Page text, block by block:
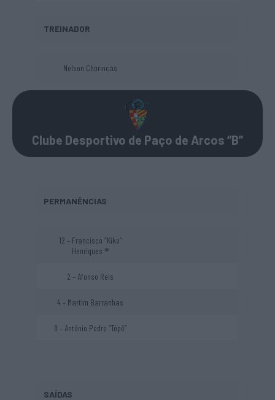
TREINADOR
Nelson Chorincas
Clube Desportivo de Paço de Arcos “B”
PERMANÊNCIAS
12 – Francisco “Kiko”
Henriques ®
2 – Afonso Reis
4 – Martim Barranhas
8 – António Pedro “Tópê”
SAÍDAS